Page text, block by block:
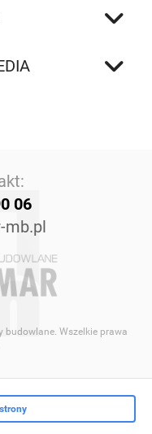
06
mb.pl
budowlane. Wszelkie prawa